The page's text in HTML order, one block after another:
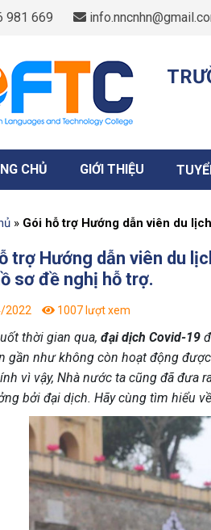
981 669
CHỦ GIỚI THIỆU
» Gói hỗ trợ Hướng dẫn viên du
trợ Hướng dẫn viên du
sơ đề nghị hỗ trợ.
2022 1007 lượt xem
thời gian qua, đại dịch Covid-19
gần như không còn hoạt động
vì vậy, Nhà nước ta cũng đã đưa
bởi đại dịch. Hãy cùng tìm hiểu